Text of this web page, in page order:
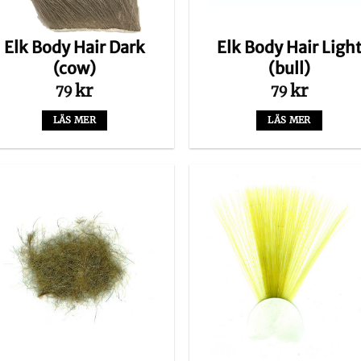
på
produktsidan
Elk Body Hair Dark
(cow)
79kr
LÄS MER
Elk Body Hair Light
(bull)
79kr
LÄS MER